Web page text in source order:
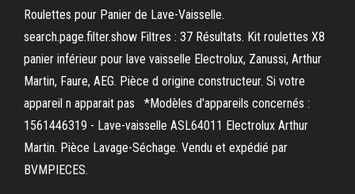
Roulettes pour Panier de Lave-Vaisselle.
search.page.filter.show Filtres : 37 Résultats. Kit roulettes X8
panier inférieur pour lave vaisselle Electrolux, Zanussi, Arthur
Martin, Faure, AEG. Pièce d origine constructeur. Si votre
appareil n apparait pas *Modèles d'appareils concernés :
1561446319 - Lave-vaisselle ASL64011 Electrolux Arthur
Martin. Pièce Lavage-Séchage. Vendu et expédié par
BVMPIECES.